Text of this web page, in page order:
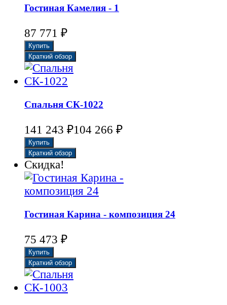
Гостиная Камелия - 1
87 771 ₽
Спальня СК-1022
141 243 ₽104 266 ₽
Скидка!
Гостиная Карина - композиция 24
75 473 ₽